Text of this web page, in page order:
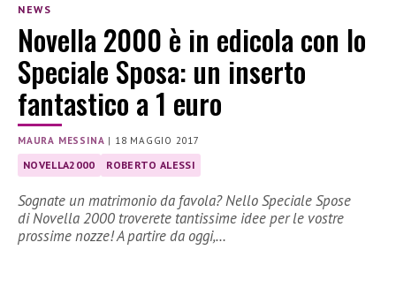
NEWS
Novella 2000 è in edicola con lo
Speciale Sposa: un inserto
fantastico a 1 euro
MAURA MESSINA | 18 MAGGIO 2017
NOVELLA2000 ROBERTO ALESSI
Sognate un matrimonio da favola? Nello Speciale Spose
di Novella 2000 troverete tantissime idee per le vostre
prossime nozze! A partire da oggi,…